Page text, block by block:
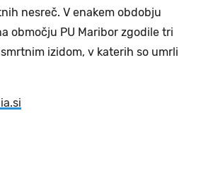
nesreč. V enakem obdobju
območju PU Maribor zgodile tri
izidom, v katerih so umrli